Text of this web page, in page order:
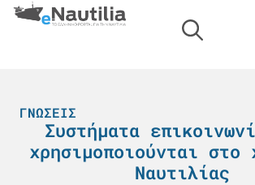
ΓΝΏΣΕΙΣ
Συστήματα
χρησιμοποιούνται στο
Ναυτιλίας